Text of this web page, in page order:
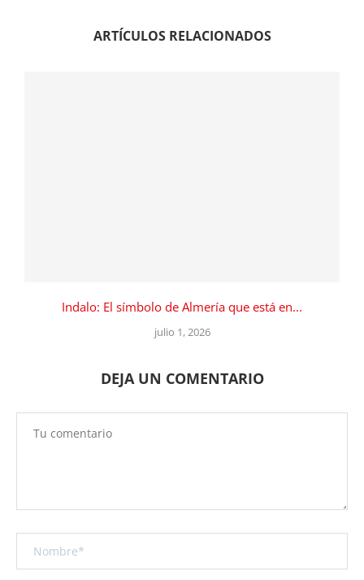
ARTÍCULOS RELACIONADOS
Indalo: El símbolo de Almería que está en...
julio 1, 2026
DEJA UN COMENTARIO